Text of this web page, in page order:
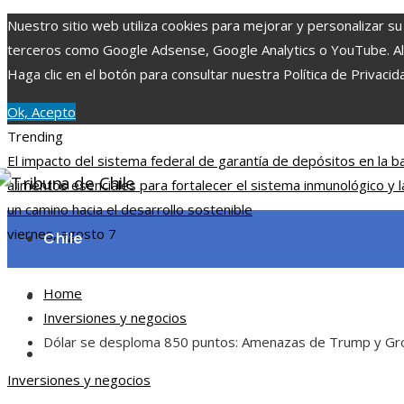
Nuestro sitio web utiliza cookies para mejorar y personalizar
terceros como Google Adsense, Google Analytics o YouTube.
Haga clic en el botón para consultar nuestra Política de
Ok, Acepto
Trending
El impacto del sistema federal de garantía de depósitos en la
alimentos esenciales para fortalecer el sistema inmunológico y
un camino hacia el desarrollo sostenible
viernes, agosto 7
Chile
Ciencia y tecnología
Cultura y ocio
Home
Inversiones y negocios
Dólar se desploma 850 puntos: Amenazas de Trump y
Inversiones y negocios